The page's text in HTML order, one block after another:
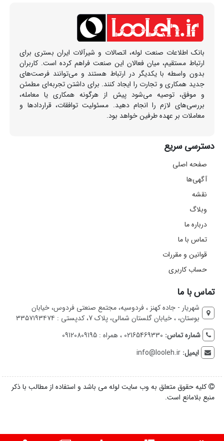
بانک اطلاعات صنعت لوله، اتصالات و شیرآلات ایران بستری برای
ارتباط مستقیم، میان فعالان این صنعت فراهم کرده است. کاربران
بدون واسطه با یکدیگر در ارتباط هستند و می‌توانند فرصت‌های
جدید همکاری و تجارت را ایجاد کنند. برای داشتن تجربه‌ای مطمئن
و موفق، توصیه می‌شود پیش از هرگونه همکاری یا معامله،
بررسی‌های لازم را انجام دهید. مسئولیت توافقات، قراردادها و
معاملات بر عهده طرفین خواهد بود.
دسترسی سریع
صفحه اصلی
آگهی‌ها
نقشه
وبلاگ
درباره ما
تماس با ما
قوانین و مقررات
حساب کاربری
تماس با ما
شهریار - جاده کهنز ، فردوسیه، مجتمع صنعتی فردوس، خیابان
بوستان، ، خیابان گلستان شمالی، پلاک 7، کدپستی : ۳۳۵۷۱۹۳۴۷۴
شماره تماس: 02165469330 ، همراه : 09120809195
ایمیل:info@looleh.ir
کلیه حقوق متعلق به وب سایت لوله می باشد و استفاده از مطالب با ذکر
منبع بلامانع است.